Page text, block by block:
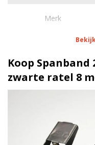
Merk
zwarte ratel 8 meter
Lengte
Stf
Koop Spanband
zwarte ratel 8